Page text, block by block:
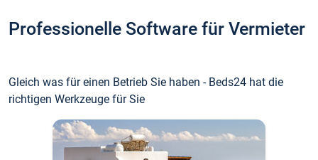
Professionelle Software für Vermieter
Gleich was für einen Betrieb Sie haben - Beds24 hat die
richtigen Werkzeuge für Sie